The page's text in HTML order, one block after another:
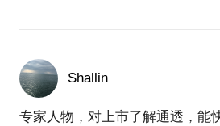
Shallin
专家人物，对上市了解通透，能